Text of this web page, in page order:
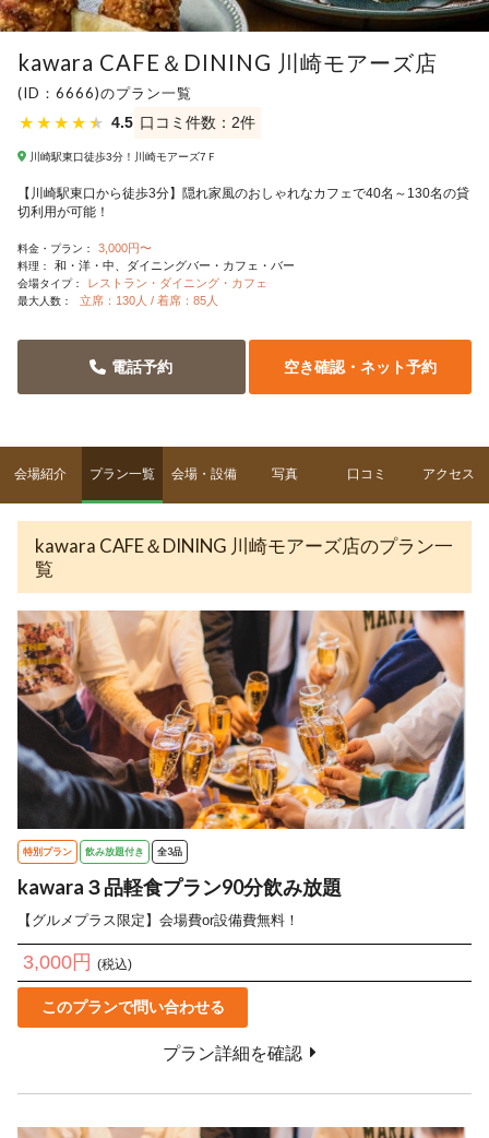
kawara CAFE＆DINING 川崎モアーズ店
(ID：6666)のプラン一覧
★ ★ ★ ★ ★ 4.5 口コミ件数：2件
川崎駅東口徒歩3分！川崎モアーズ7Ｆ
【川崎駅東口から徒歩3分】隠れ家風のおしゃれなカフェで40名～130名の貸
切利用が可能！
料金・プラン： 3,000円〜
料理： 和・洋・中 ダイニングバー・カフェ・バー
会場タイプ： レストラン・ダイニング・カフェ
最大人数： 立席：130人 / 着席：85人
空き確認・ネット予約
電話予約
会場紹介 プラン一覧 会場・設備 写真 口コミ アクセス
kawara CAFE＆DINING 川崎モアーズ店のプラン一
覧
特別プラン 飲み放題付き 全3品
kawara３品軽食プラン90分飲み放題
【グルメプラス限定】会場費or設備費無料！
3,000円 (税込)
このプランで問い合わせる
プラン詳細を確認